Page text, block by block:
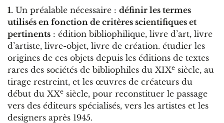
1. Un préalable nécessaire : définir les termes
utilisés en fonction de critères scientifiques et
pertinents : édition bibliophilique, livre d’art, livre
d’artiste, livre-objet, livre de création. étudier les
origines de ces objets depuis les éditions de textes
rares des sociétés de bibliophiles du XIXe siècle, au
tirage restreint, et les œuvres de créateurs du
début du XXe siècle, pour reconstituer le passage
vers des éditeurs spécialisés, vers les artistes et les
designers après 1945.